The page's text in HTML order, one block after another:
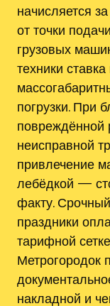
начисляется
от точки
грузовых
техники
погрузки. При
повреждённой
неисправной
привлечение
лебёдкой —
факту.
праздники
тарифной
Метрогородок
накладной и